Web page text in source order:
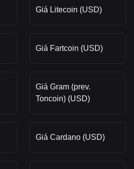
Giá Litecoin (USD)
Giá Fartcoin (USD)
Giá Gram (prev.
Toncoin) (USD)
Giá Cardano (USD)